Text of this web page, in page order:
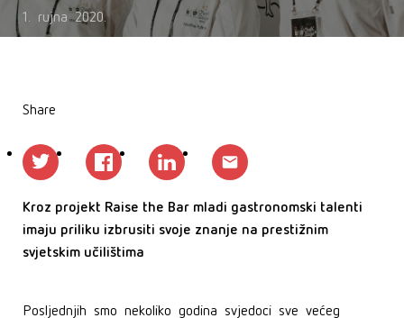
1. rujna 2020.
Share
Kroz projekt Raise the Bar mladi gastronomski talenti
imaju priliku izbrusiti svoje znanje na prestižnim
svjetskim učilištima
Posljednjih smo nekoliko godina svjedoci sve većeg